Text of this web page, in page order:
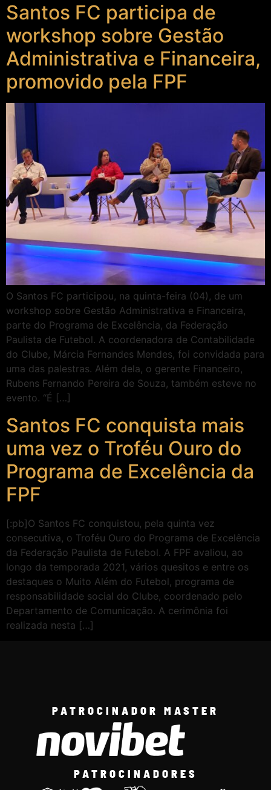
Santos FC participa de
workshop sobre Gestão
Administrativa e Financeira,
promovido pela FPF
O Santos FC participou, na quinta-feira (04), de um
workshop sobre Gestão Administrativa e Financeira,
parte do Programa de Excelência, da Federação
Paulista de Futebol. A coordenadora de Contabilidade
do Clube, Márcia Fernandes Mendes, foi convidada para
uma das palestras. Além dela, o gerente Financeiro,
Rubens Fernando Pereira de Souza, também esteve no
evento. “É […]
Santos FC conquista mais
uma vez o Troféu Ouro do
Programa de Excelência da
FPF
[:pb]O Santos FC conquistou, pela quinta vez
consecutiva, o Troféu Ouro do Programa de Excelência
da Federação Paulista de Futebol. A FPF avaliou, ao
longo da temporada 2021, vários quesitos e entre os
destaques o Muito Além do Futebol, programa de
responsabilidade social do Clube, coordenado pelo
Departamento de Comunicação. A cerimônia foi
realizada nesta […]
PATROCINADOR MASTER
PATROCINADORES